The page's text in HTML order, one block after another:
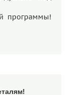
программы!